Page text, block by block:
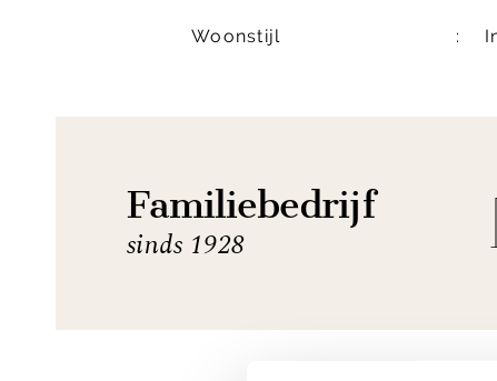
Woonstijl
Familiebedrijf
sinds 1928